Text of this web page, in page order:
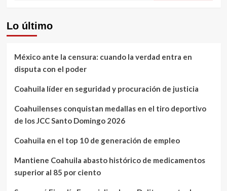
Lo último
México ante la censura: cuando la verdad entra en
disputa con el poder
Coahuila líder en seguridad y procuración de justicia
Coahuilenses conquistan medallas en el tiro deportivo
de los JCC Santo Domingo 2026
Coahuila en el top 10 de generación de empleo
Mantiene Coahuila abasto histórico de medicamentos
superior al 85 por ciento